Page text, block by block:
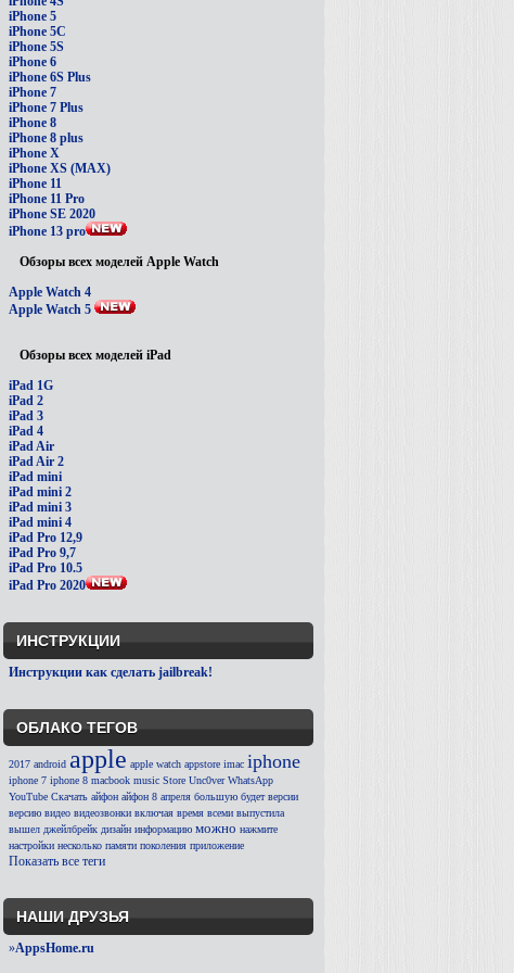
iPhone 5
iPhone 5C
iPhone 5S
iPhone 6
iPhone 6S Plus
iPhone 7
iPhone 7 Plus
iPhone 8
iPhone 8 plus
iPhone X
iPhone XS (MAX)
iPhone 11
iPhone 11 Pro
iPhone SE 2020
iPhone 13 pro
Обзоры всех моделей Apple Watch
Apple Watch 4
Apple Watch 5
Обзоры всех моделей iPad
iPad 1G
iPad 2
iPad 3
iPad 4
iPad Air
iPad Air 2
iPad mini
iPad mini 2
iPad mini 3
iPad mini 4
iPad Pro 12,9
iPad Pro 9,7
iPad Pro 10.5
iPad Pro 2020
ИНСТРУКЦИИ
Инструкции как сделать jailbreak!
ОБЛАКО ТЕГОВ
2017 android apple apple watch appstore imac iphone
iphone 7 iphone 8 macbook music Store Unc0ver WhatsApp
YouTube Скачать айфон айфон 8 апреля большую будет версии
версию видео видеозвонки включая время всеми выпустила
вышел джейлбрейк дизайн информацию можно нажмите
настройки несколько памяти поколения приложение
Показать все теги
НАШИ ДРУЗЬЯ
»AppsHome.ru